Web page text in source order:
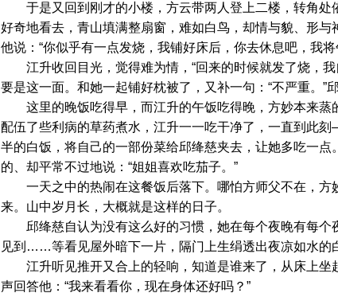
于是又回到刚才的小楼，方云带两人登上二楼，转角处
好奇地看去，青山填满整扇窗，难如白鸟，却情与貌、形
他说：“你似乎有一点发烧，我铺好床后，你去休息吧，我将
江升收回目光，觉得难为情，“回来的时候就发了烧，我
要是这一面。和她一起铺好枕被了，又补一句：“不严重。”
这里的晚饭吃得早，而江升的午饭吃得晚，方妙本来蒸
配伍了些利病的草药煮水，江升一一吃干净了，一直到此
半的白饭，将自己的一部份菜给邱绛慈夹去，让她多吃一
的、却平常不过地说：“姐姐喜欢吃茄子。”
一天之中的热闹在这餐饭后落下。哪怕方师父不在，方
来。山中岁月长，大概就是这样的日子。
邱绛慈自认为没有这么好的习惯，她在每个夜晚有每个
见到……等看见屋外暗下一片，隔门上生绢透出夜凉如水的
江升听见推开又合上的轻响，知道是谁来了，从床上坐
声回答他：“我来看看你，现在身体还好吗？”